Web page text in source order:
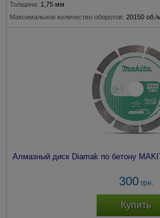
Толщина: 1,75 мм
Максимальное количество оборотов: 20150 об./
Алмазный диск Diamak по бетону
300грн.
Купить